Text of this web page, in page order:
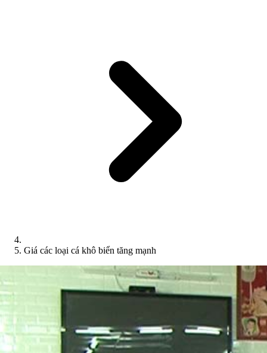
Giá các loại cá khô biển tăng mạnh